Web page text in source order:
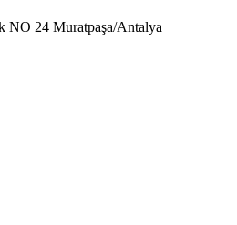
NO 24 Muratpaşa/Antalya